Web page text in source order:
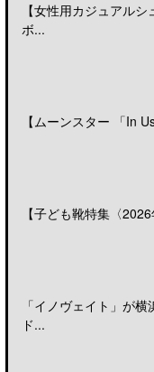
【女性用カジュアル
ボ...
【ムーンスター 「In
【子ども靴特集〈
「イノヴェイト」が
ド...